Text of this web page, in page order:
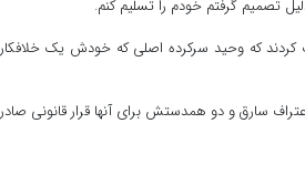
تصمیم گرفتم خودم را تسلیم کنم.
کردند که وحید سرکرده اصلی که خودش یک خلافکار
این خبر به جام‌جم گفت: با اعتراف سارق و دو همدستش برای آنها قرار قانونی صادر